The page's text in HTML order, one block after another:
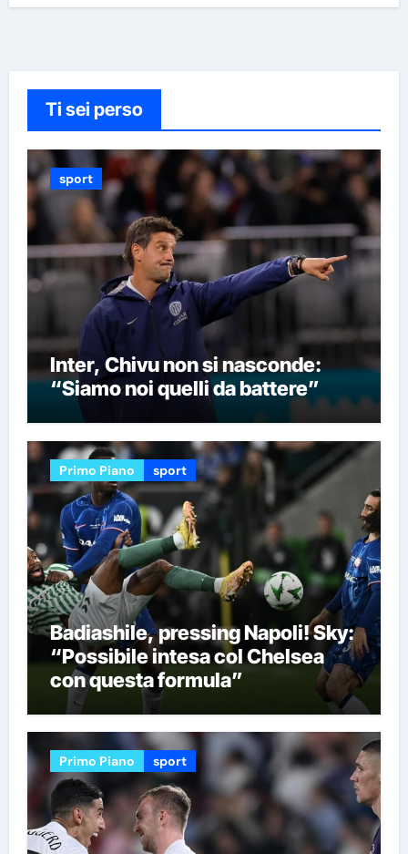
Ti sei perso
sport
Inter, Chivu non si nasconde:
“Siamo noi quelli da battere”
Primo Piano sport
Badiashile, pressing Napoli! Sky:
“Possibile intesa col Chelsea
con questa formula”
Primo Piano sport